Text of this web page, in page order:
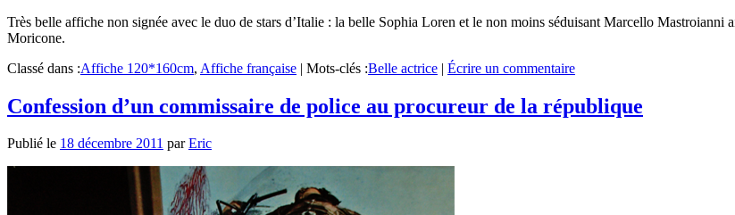
Très belle affiche non signée avec le duo de stars d’Italie : la belle Sophia Loren et le non moins séduisant Marcello
Moricone.
Classé dans :Affiche 120*160cm, Affiche française | Mots-clés :Belle actrice | Écrire un commentaire
Confession d’un commissaire de police au procureur de la république
Publié le 18 décembre 2011 parEric